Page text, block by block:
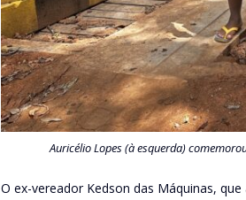
Auricélio Lopes (à esquerda)
O ex-vereador Kedson das Máquinas,